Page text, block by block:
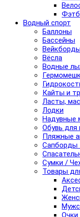
Водный спорт
Баллоны
Бассейны
Вёсла
Водные
Кайты и
Ласты,
Лодки
Надувные
Обувь для
Пляжные
Сапборды
Сумки /
Товары
Очки